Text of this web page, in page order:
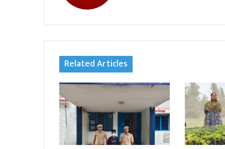
Related Articles